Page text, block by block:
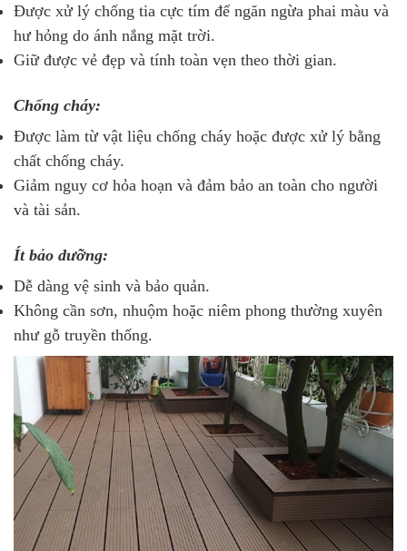
Được xử lý chống tia cực tím để ngăn ngừa phai màu và
hư hỏng do ánh nắng mặt trời.
Giữ được vẻ đẹp và tính toàn vẹn theo thời gian.
Chống cháy:
Được làm từ vật liệu chống cháy hoặc được xử lý bằng
chất chống cháy.
Giảm nguy cơ hỏa hoạn và đảm bảo an toàn cho người
và tài sản.
Ít bảo dưỡng:
Dễ dàng vệ sinh và bảo quản.
Không cần sơn, nhuộm hoặc niêm phong thường xuyên
như gỗ truyền thống.